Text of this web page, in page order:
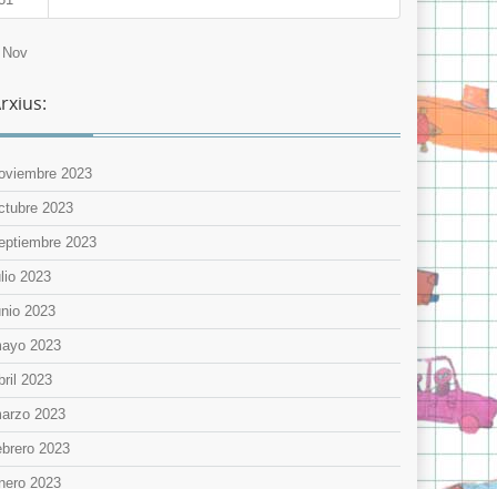
2023
2023
2023
2023
2023
2023
2023
2023
2023
2023